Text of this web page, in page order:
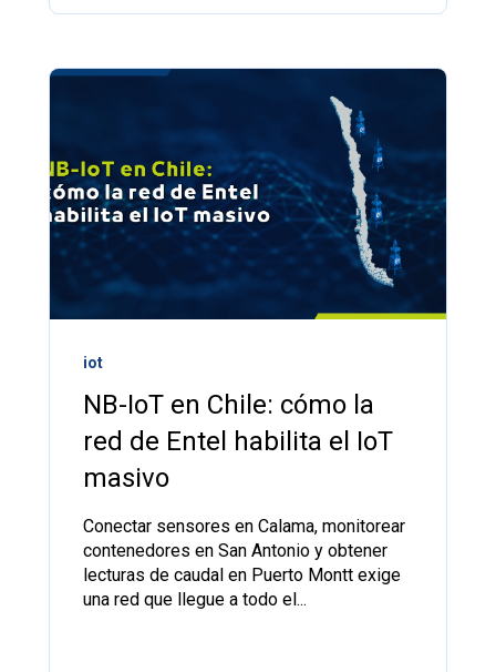
iot
NB-IoT en Chile: cómo la
red de Entel habilita el IoT
masivo
Conectar sensores en Calama, monitorear
contenedores en San Antonio y obtener
lecturas de caudal en Puerto Montt exige
una red que llegue a todo el...